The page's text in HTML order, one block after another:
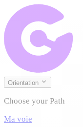
Orientation
Choose your Path
Ma voie